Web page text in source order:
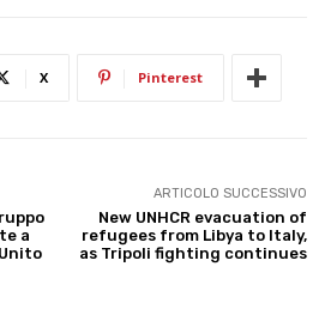
X Pinterest
a
ARTICOLO SUCCESSIVO
New UNHCR evacuation of
refugees from Libya to Italy,
as Tripoli fighting continues